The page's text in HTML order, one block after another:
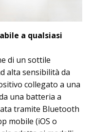
a qualsiasi
di un sottile
alta sensibilità da
collegato a una
una batteria a
tramite Bluetooth
mobile (iOS o